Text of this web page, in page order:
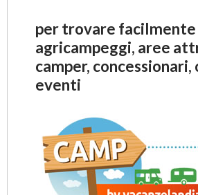
per trovare facilmente
agricampeggi, aree
camper,
eventi